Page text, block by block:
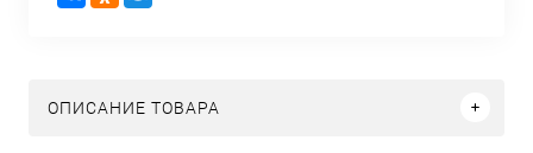
ОПИСАНИЕ ТОВАРА